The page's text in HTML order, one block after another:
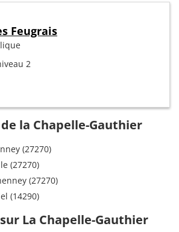
Feugrais
2
la Chapelle-Gauthier
(27270)
(27270)
(27270)
(14290)
La Chapelle-Gauthier